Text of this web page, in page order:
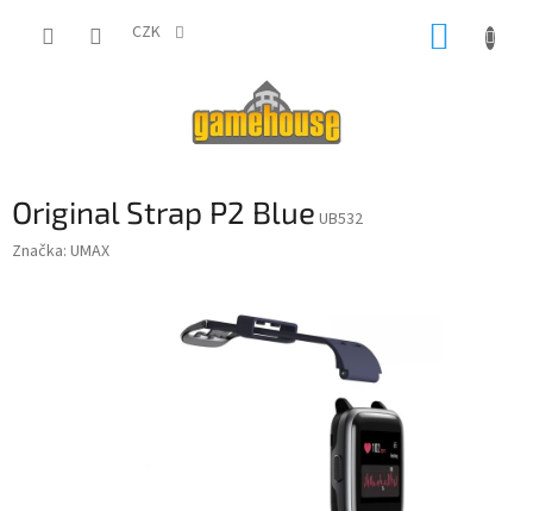
CZK
Original Strap P2 Blue UB532
Značka: UMAX